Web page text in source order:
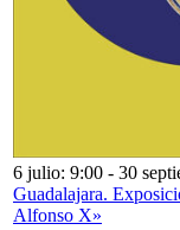
6 julio: 9:00 - 30
Guadalajara.
Alfonso X»